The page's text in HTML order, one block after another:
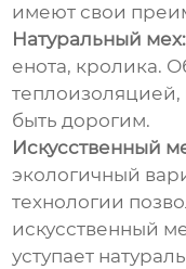
имеют свои
Натуральный мех:
енота, кролика.
теплоизоляцией,
быть дорогим.
Искусственный
экологичный
технологии
искусственный
уступает